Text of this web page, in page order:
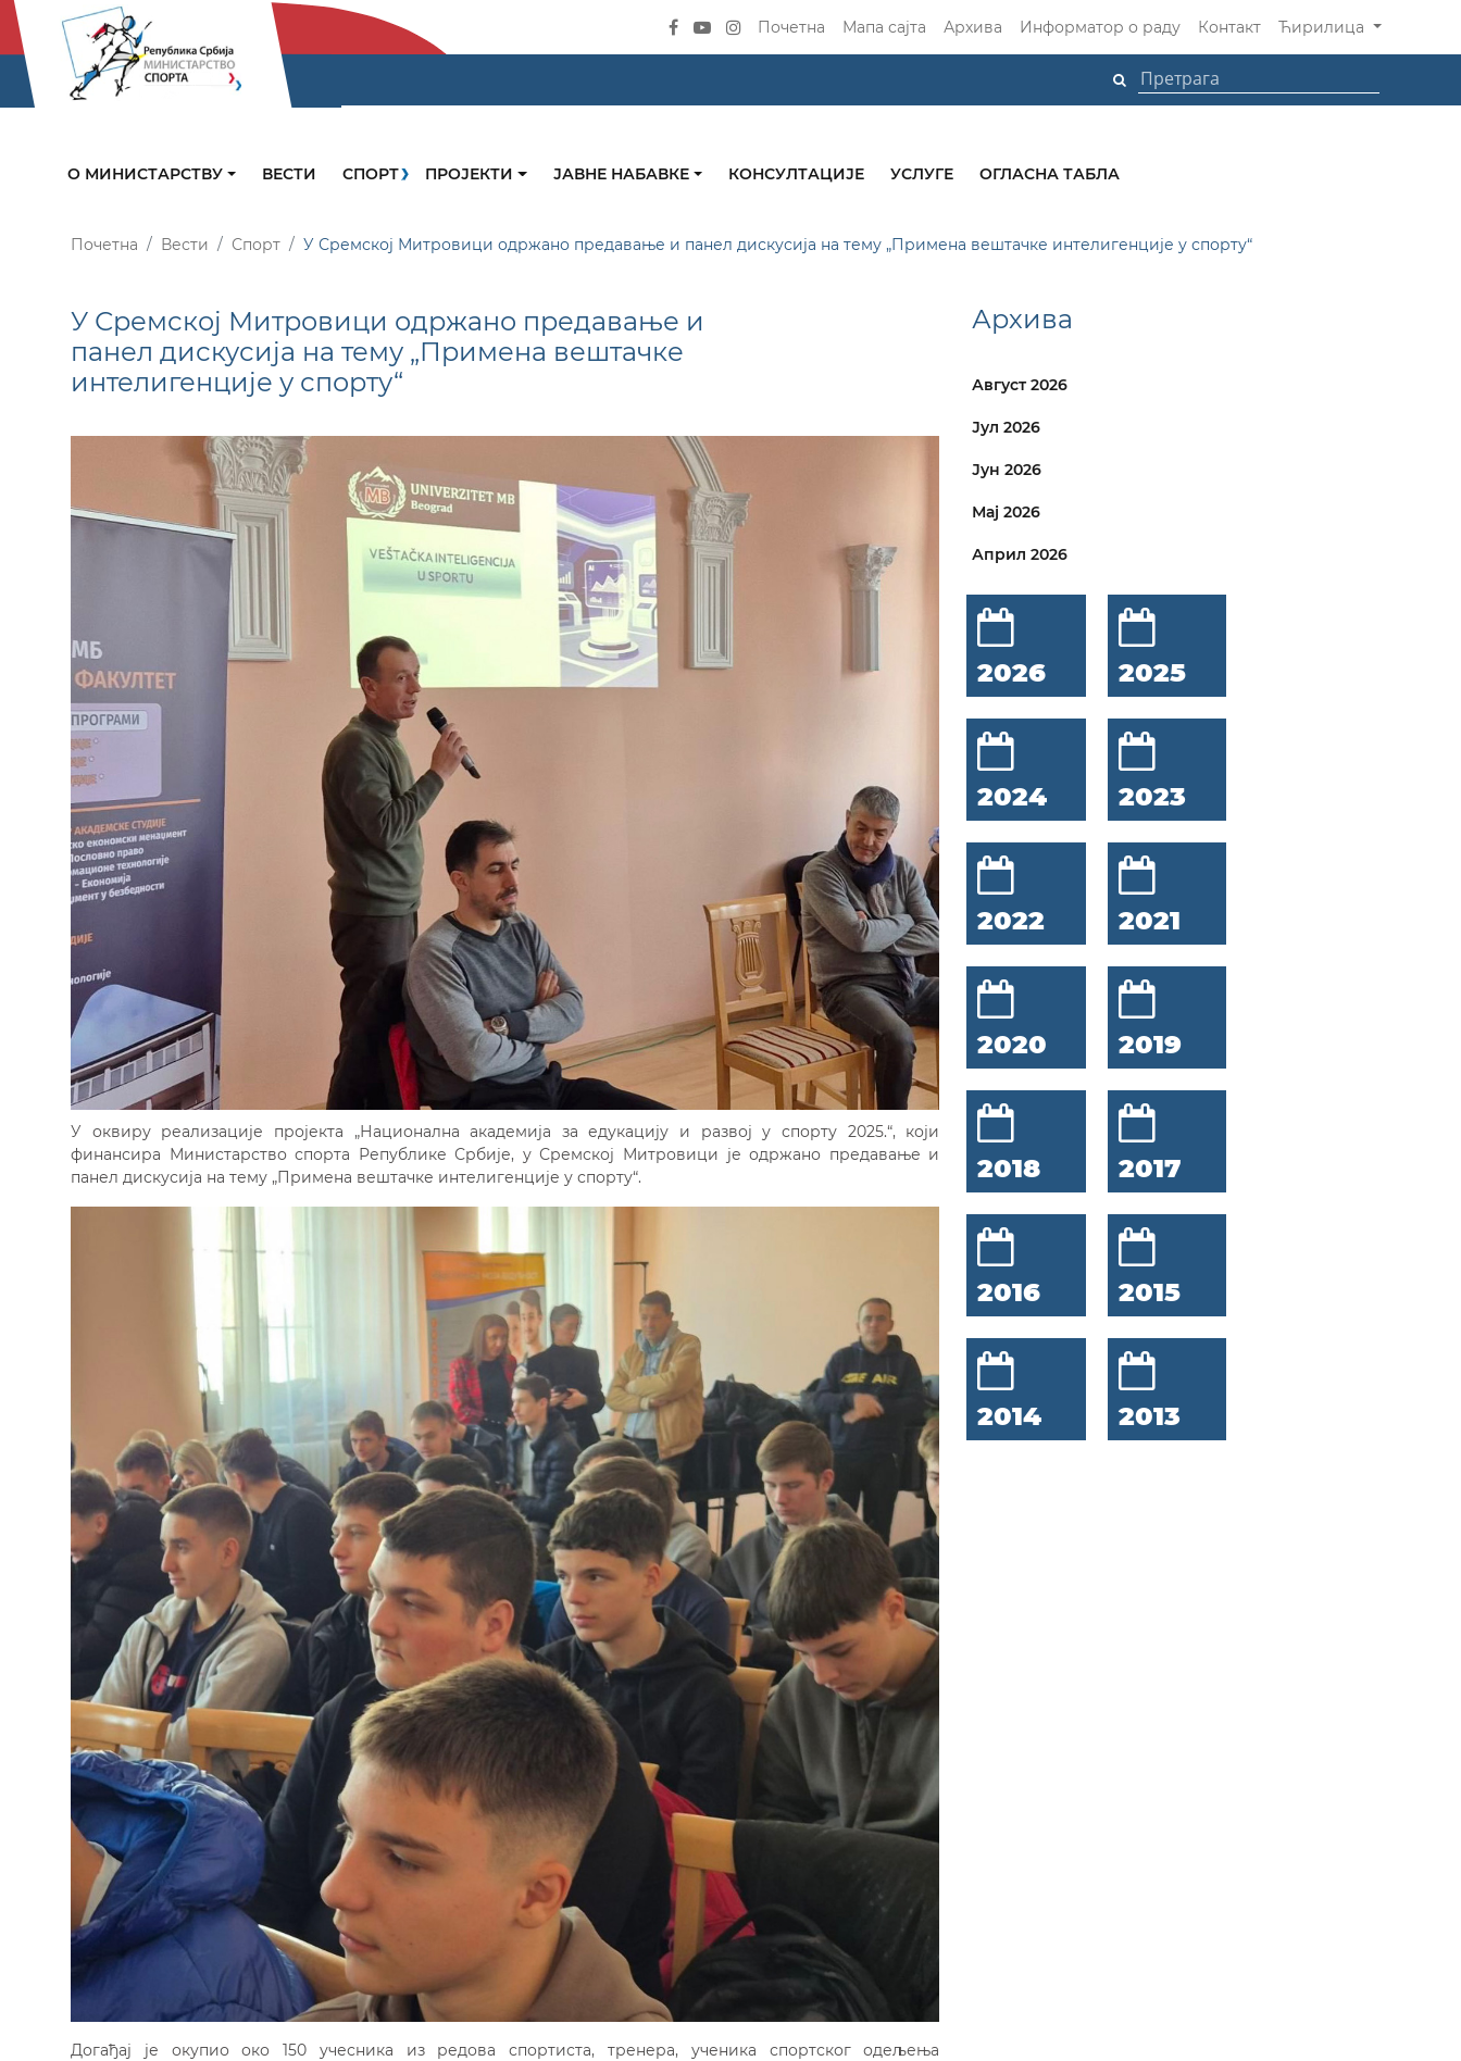
Почетна Мапа сајта Архива Информатор о раду Контакт Ћирилица
О МИНИСТАРСТВУ ВЕСТИ СПОРТ ПРОЈЕКТИ ЈАВНЕ НАБАВКЕ КОНСУЛТАЦИЈЕ УСЛУГЕ ОГЛАСНА ТАБЛА
Почетна Вести Спорт У Сремској Митровици одржано предавање и панел дискусија на тему „Примена вештачке интелигенције у спорту“
У Сремској Митровици одржано предавање и
панел дискусија на тему „Примена вештачке
интелигенције у спорту“
У оквиру реализације пројекта „Национална академија за едукацију и развој у спорту 2025.“, који
финансира Министарство спорта Републике Србије, у Сремској Митровици је одржано предавање и
панел дискусија на тему „Примена вештачке интелигенције у спорту“.
Догађај је окупио око 150 учесника из редова спортиста, тренера, ученика спортског одељења
Архива
Август 2026
Јул 2026
Јун 2026
Мај 2026
Април 2026
2026 2025
2024 2023
2022 2021
2020 2019
2018 2017
2016 2015
2014 2013